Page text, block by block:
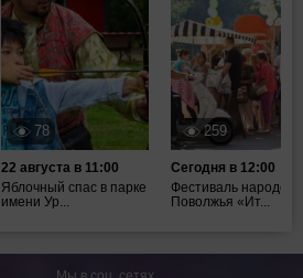
78
22 августа в 11:00
Яблочный спас в парке
имени Ур...
259
Сегодня в 12:00
Фестиваль народов
Поволжья «Ит...